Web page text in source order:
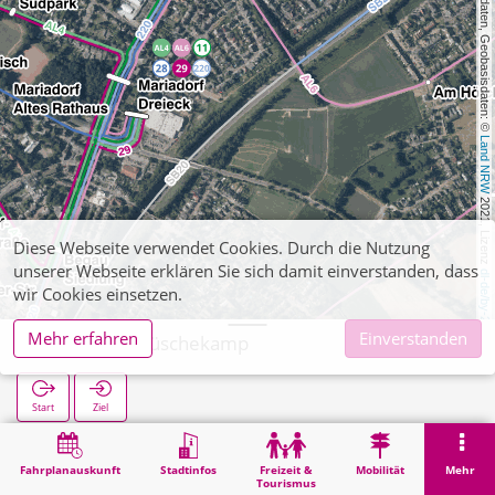
, Kartendaten, Geobasisdaten: ©
Land NRW
2021, Lizenz
dl-de/by-2-0
Fahrplanauskunft Stadtinfos
Freizeit &
Tourismus
Mobilität Mehr
Hoengen Müschekamp
Start Ziel
Suche Hoengen Müschekamp
Diese Webseite verwendet Cookies. Durch die Nutzung
unserer Webseite erklären Sie sich damit einverstanden, dass
wir Cookies einsetzen.
Mehr erfahren
Einverstanden